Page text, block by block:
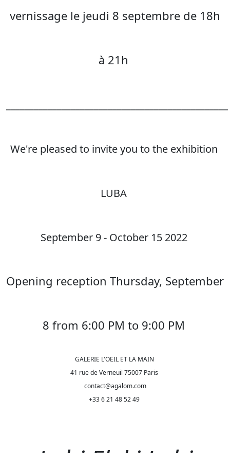
vernissage le jeudi 8 septembre de 18h
à 21h
We're pleased to invite you to the exhibition
LUBA
September 9 - October 15 2022
Opening reception Thursday, September
8 from 6:00 PM to 9:00 PM
GALERIE L'OEIL ET LA MAIN
41 rue de Verneuil 75007 Paris
contact@agalom.com
+33 6 21 48 52 49